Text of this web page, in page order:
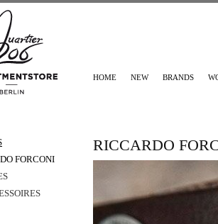
HOME NEW BRANDS
FORCONI
RICCARDO